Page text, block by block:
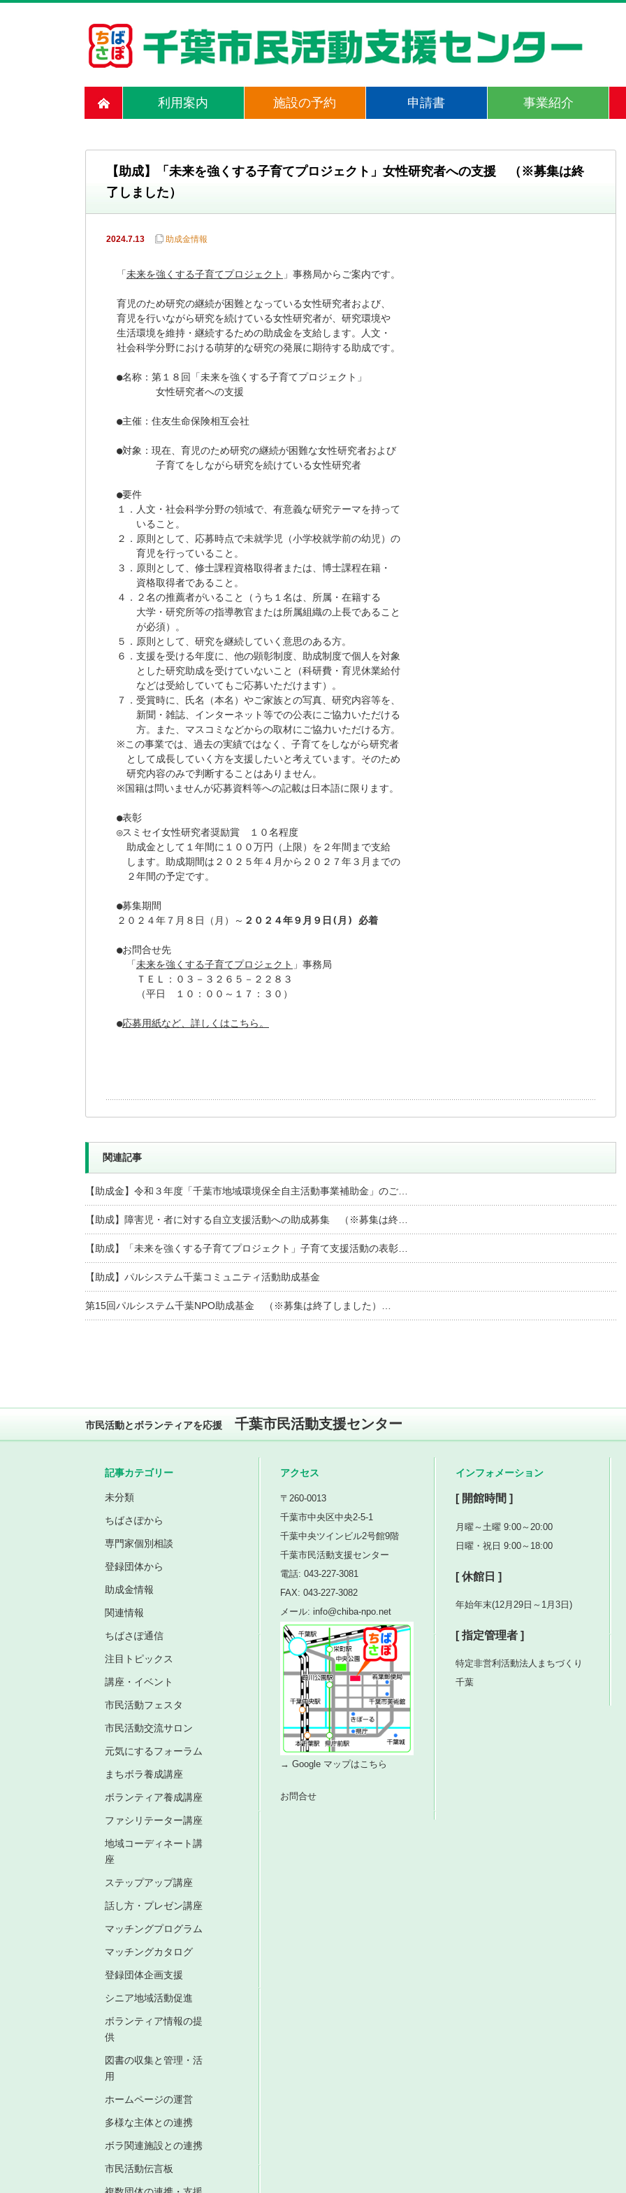
利用案内 施設の予約 申請書 事業紹介
【助成】「未来を強くする子育てプロジェクト」女性研究者への支援 （※募集は終
了しました）
2024.7.13 助成金情報
「未来を強くする子育てプロジェクト 」事務局からご案内です。
育児のため研究の継続が困難となっている女性研究者および、
育児を行いながら研究を続けている女性研究者が、研究環境や
生活環境を維持・継続するための助成金を支給します。人文・
社会科学分野における萌芽的な研究の発展に期待する助成です。
●名称：第１８回「未来を強くする子育てプロジェクト」
女性研究者への支援
●主催：住友生命保険相互会社
●対象：現在、育児のため研究の継続が困難な女性研究者および
子育てをしながら研究を続けている女性研究者
●要件
１．人文・社会科学分野の領域で、有意義な研究テーマを持って
いること。
２．原則として、応募時点で未就学児（小学校就学前の幼児）の
育児を行っていること。
３．原則として、修士課程資格取得者または、博士課程在籍・
資格取得者であること。
４．２名の推薦者がいること（うち１名は、所属・在籍する
大学・研究所等の指導教官または所属組織の上長であること
が必須）。
５．原則として、研究を継続していく意思のある方。
６．支援を受ける年度に、他の顕彰制度、助成制度で個人を対象
とした研究助成を受けていないこと（科研費・育児休業給付
などは受給していてもご応募いただけます）。
７．受賞時に、氏名（本名）やご家族との写真、研究内容等を、
新聞・雑誌、インターネット等での公表にご協力いただける
方。また、マスコミなどからの取材にご協力いただける方。
※この事業では、過去の実績ではなく、子育てをしながら研究者
として成長していく方を支援したいと考えています。そのため
研究内容のみで判断することはありません。
※国籍は問いませんが応募資料等への記載は日本語に限ります。
●表彰
◎スミセイ女性研究者奨励賞　１０名程度
助成金として１年間に１００万円（上限）を２年間まで支給
します。助成期間は２０２５年４月から２０２７年３月までの
２年間の予定です。
●募集期間
２０２４年７月８日（月）～ ２０２４年９月９日(月) 必着
●お問合せ先
「未来を強くする子育てプロジェクト 」事務局
ＴＥＬ：０３－３２６５－２２８３
（平日　１０：００～１７：３０）
●応募用紙など、詳しくはこちら。
関連記事
【助成金】令和３年度「千葉市地域環境保全自主活動事業補助金」のご…
【助成】障害児・者に対する自立支援活動への助成募集 （※募集は終…
【助成】「未来を強くする子育てプロジェクト」子育て支援活動の表彰…
【助成】パルシステム千葉コミュニティ活動助成基金
第15回パルシステム千葉NPO助成基金 （※募集は終了しました）…
市民活動とボランティアを応援 千葉市民活動支援センター
記事カテゴリー
未分類
ちばさぽから
専門家個別相談
登録団体から
助成金情報
関連情報
ちばさぽ通信
注目トピックス
講座・イベント
市民活動フェスタ
市民活動交流サロン
元気にするフォーラム
まちボラ養成講座
ボランティア養成講座
ファシリテーター講座
地域コーディネート講
座
ステップアップ講座
話し方・プレゼン講座
マッチングプログラム
マッチングカタログ
登録団体企画支援
シニア地域活動促進
ボランティア情報の提
供
図書の収集と管理・活
用
ホームページの運営
多様な主体との連携
ボラ関連施設との連携
市民活動伝言板
アクセス
〒260-0013
千葉市中央区中央2-5-1
千葉中央ツインビル2号館9階
千葉市民活動支援センター
電話: 043-227-3081
FAX: 043-227-3082
メール: info@chiba-npo.net
→ Google マップはこちら
お問合せ
インフォメーション
[ 開館時間 ]
月曜～土曜 9:00～20:00
日曜・祝日 9:00～18:00
[ 休館日 ]
年始年末(12月29日～1月3日)
[ 指定管理者 ]
特定非営利活動法人まちづくり
千葉